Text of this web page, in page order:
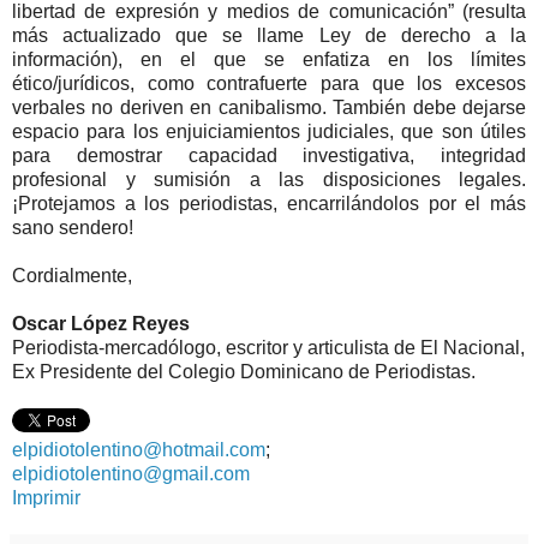
libertad de expresión y medios de comunicación” (resulta
más actualizado que se llame Ley de derecho a la
información), en el que se enfatiza en los límites
ético/jurídicos, como contrafuerte para que los excesos
verbales no deriven en canibalismo. También debe dejarse
espacio para los enjuiciamientos judiciales, que son útiles
para demostrar capacidad investigativa, integridad
profesional y sumisión a las disposiciones legales.
¡Protejamos a los periodistas, encarrilándolos por el más
sano sendero!
Cordialmente,
Oscar López Reyes
Periodista-mercadólogo, escritor y articulista de El Nacional,
Ex Presidente del Colegio Dominicano de Periodistas.
elpidiotolentino@hotmail.com;
elpidiotolentino@gmail.com
Imprimir